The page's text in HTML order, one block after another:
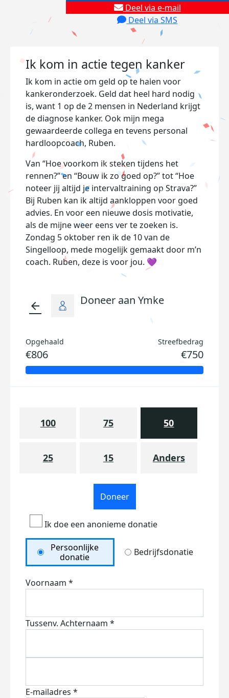
Deel via e-mail
Deel via SMS
Ik kom in actie tegen kanker
Ik kom in actie om geld op te halen voor
kankeronderzoek. Geld dat heel hard nodig
is, want 1 op de 2 mensen in Nederland krijgt
de diagnose kanker. Ook mijn mega
gewaardeerde collega en tevens personal
hardloopcoach, Ruben.
Van “Hoe voorkom ik steken tijdens het
rennen?” en “Bouw ik zo goed op?” tot “Hoe
noteer jij altijd je intervaltraining op Strava?”
Bij Ruben kan ik altijd aankloppen voor goed
advies. En voor een nieuwe dosis motivatie,
als de mijne weer eens ver te zoeken is.
Zondag 5 oktober ren ik de 10 van de
Singelloop, mede mogelijk gemaakt door m’n
coach. Ruben, deze is voor jou. 💜
arrow_back Doneer aan Ymke
Opgehaald
€806
Streefbedrag
€750
100 75 50
25 15 Anders
Doneer
Ik doe een anonieme donatie
Persoonlijke
donatie
Bedrijfsdonatie
Voornaam *
Tussenv. Achternaam *
E-mailadres *